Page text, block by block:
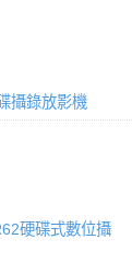
攝錄放影機
硬碟式數位攝